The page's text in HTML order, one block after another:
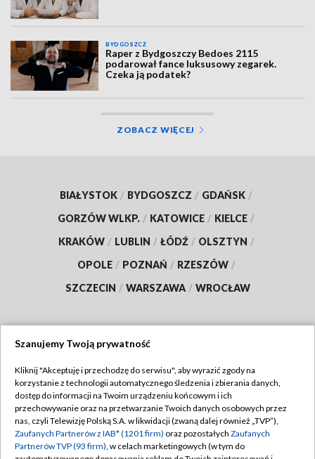
BYDGOSZCZ
Raper z Bydgoszczy Bedoes 2115
podarował fance luksusowy zegarek.
Czeka ją podatek?
ZOBACZ WIĘCEJ
BIAŁYSTOK / BYDGOSZCZ / GDAŃSK /
GORZÓW WLKP. / KATOWICE / KIELCE /
KRAKÓW / LUBLIN / ŁÓDŹ / OLSZTYN /
OPOLE / POZNAŃ / RZESZÓW /
SZCZECIN / WARSZAWA / WROCŁAW
TVP
Abonament TVP
Emisja w TVP
Centrum informacji TVP
Regulamin TVP
Polityka prywatności
Szanujemy Twoją prywatność
Kliknij "Akceptuję i przechodzę do serwisu", aby wyrazić zgody na
korzystanie z technologii automatycznego śledzenia i zbierania danych,
dostęp do informacji na Twoim urządzeniu końcowym i ich
przechowywanie oraz na przetwarzanie Twoich danych osobowych przez
nas, czyli Telewizję Polską S.A. w likwidacji (zwaną dalej również „TVP”),
Zaufanych Partnerów z IAB* (1201 firm) oraz pozostałych Zaufanych
Partnerów TVP (93 firm), w celach marketingowych (w tym do